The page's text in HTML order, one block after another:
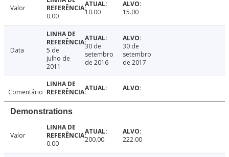
Valor
0.00
10.00 15.00
Data
5 de
julho de
2011
30 de
setembro
de 2016
30 de
setembro
de 2017
Comentário
Demonstrations
Valor
0.00
200.00 222.00